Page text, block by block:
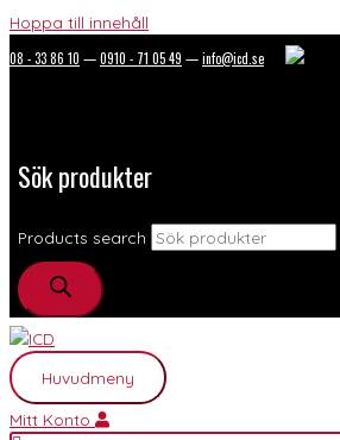
Hoppa till innehåll
08 - 33 86 10 —0910 - 71 05 49 —info@icd.se
Sök produkter
Products search
Huvudmeny
Mitt Konto